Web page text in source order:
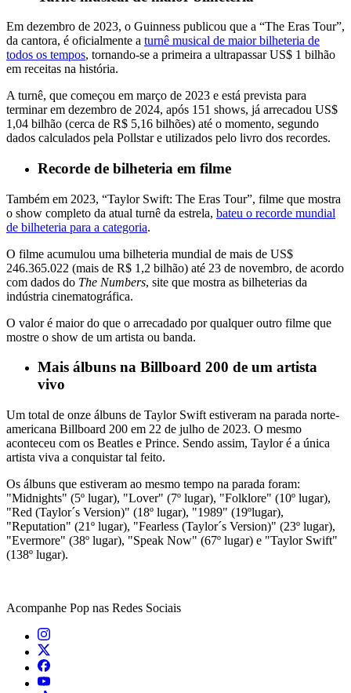
Em dezembro de 2023, o Guinness publicou que a “The Eras Tour”,
da cantora, é oficialmente a turnê musical de maior bilheteria de
todos os tempos, tornando-se a primeira a ultrapassar US$ 1 bilhão
em receitas na história.
A turnê, que começou em março de 2023 e está prevista para
terminar em dezembro de 2024, após 151 shows, já arrecadou US$
1,04 bilhão (cerca de R$ 5,16 bilhões) até o momento, segundo
dados calculados pela Pollstar e utilizados pelo livro dos recordes.
Recorde de bilheteria em filme
Também em 2023, “Taylor Swift: The Eras Tour”, filme que mostra
o show completo da atual turnê da estrela, bateu o recorde mundial
de bilheteria para a categoria.
O filme acumulou uma bilheteria mundial de mais de US$
246.365.022 (mais de R$ 1,2 bilhão) até 23 de novembro, de acordo
com dados do The Numbers, site que mostra as bilheterias da
indústria cinematográfica.
O valor é maior do que o arrecadado por qualquer outro filme que
mostre o show de um artista ou banda.
Mais álbuns na Billboard 200 de um artista
vivo
Um total de onze álbuns de Taylor Swift estiveram na parada norte-
americana Billboard 200 em 22 de julho de 2023. O mesmo
aconteceu com os Beatles e Prince. Sendo assim, Taylor é a única
artista viva a conquistar tal feito.
Os álbuns que estiveram ao mesmo tempo na parada foram:
"Midnights" (5º lugar), "Lover" (7º lugar), "Folklore" (10º lugar),
"Red (Taylor´s Version)" (18º lugar), "1989" (19ºlugar),
"Reputation" (21º lugar), "Fearless (Taylor´s Version)" (23º lugar),
"Evermore" (38º lugar), "Speak Now" (67º lugar) e "Taylor Swift"
(138º lugar).
Acompanhe Pop nas Redes Sociais